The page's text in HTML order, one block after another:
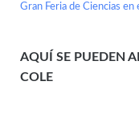
Gran Feria de Ciencias en
AQUÍ SE PUEDEN
COLE